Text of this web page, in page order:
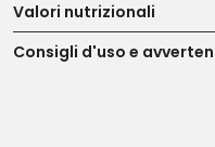
Valori nutrizionali
Consigli d'uso e